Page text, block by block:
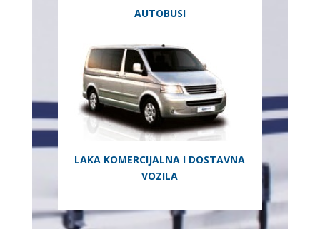
AUTOBUSI
LAKA KOMERCIJALNA I DOSTAVNA
VOZILA